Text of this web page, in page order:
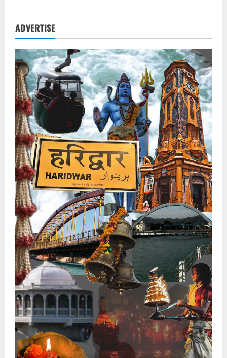
के
में
टूटी
शादी
ADVERTISE